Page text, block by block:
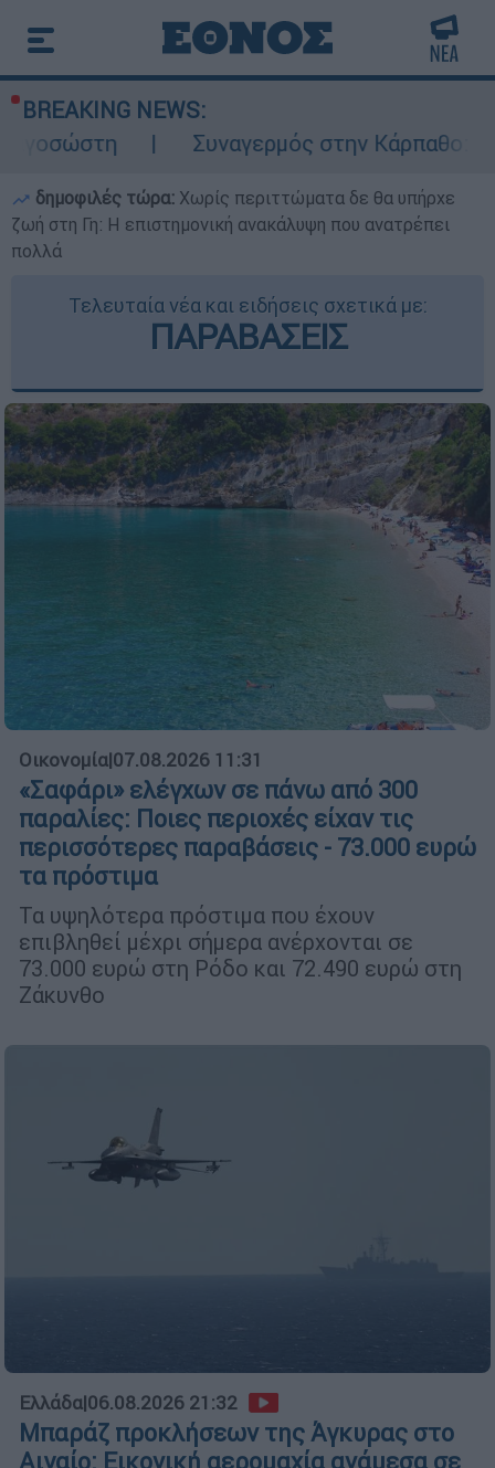
BREAKING NEWS:
Συναγερμός στην Κάρπαθο: Βρέθηκαν
δημοφιλές τώρα: Χωρίς περιττώματα δε θα υπήρχε
ζωή στη Γη: Η επιστημονική ανακάλυψη που ανατρέπει
πολλά
Τελευταία νέα και ειδήσεις σχετικά με:
ΠΑΡΑΒΑΣΕΙΣ
Οικονομία|07.08.2026 11:31
«Σαφάρι» ελέγχων σε πάνω από 300
παραλίες: Ποιες περιοχές είχαν τις
περισσότερες παραβάσεις - 73.000 ευρώ
τα πρόστιμα
Τα υψηλότερα πρόστιμα που έχουν
επιβληθεί μέχρι σήμερα ανέρχονται σε
73.000 ευρώ στη Ρόδο και 72.490 ευρώ στη
Ζάκυνθο
Ελλάδα|06.08.2026 21:32
Μπαράζ προκλήσεων της Άγκυρας στο
Αιγαίο: Εικονική αερομαχία ανάμεσα σε